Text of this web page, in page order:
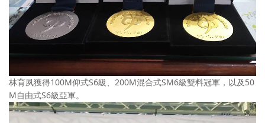
林育夙獲得100M仰式S6級、200M混合式SM6級雙料冠軍，以及50
M自由式S6級亞軍。